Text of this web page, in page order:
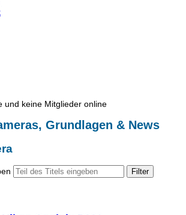
und keine Mitglieder online
Grundlagen & News
Filter